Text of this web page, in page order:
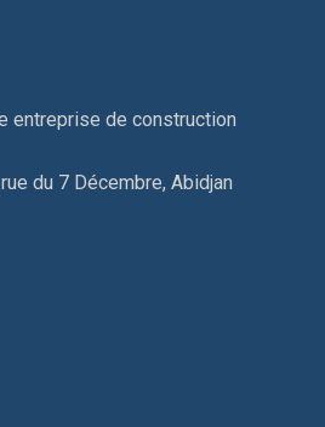
entreprise de construction
du 7 Décembre, Abidjan